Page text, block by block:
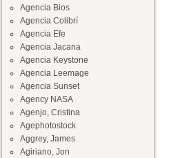
Agencia Bios
Agencia Colibrí
Agencia Efe
Agencia Jacana
Agencia Keystone
Agencia Leemage
Agencia Sunset
Agency NASA
Agenjo, Cristina
Agephotostock
Aggrey, James
Agiriano, Jon